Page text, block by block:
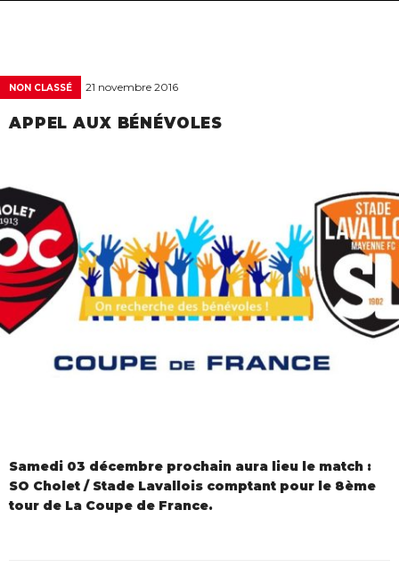
NON CLASSÉ 21 novembre 2016
APPEL AUX BÉNÉVOLES
Samedi 03 décembre prochain aura lieu le match :
SO Cholet / Stade Lavallois comptant pour le 8ème
tour de La Coupe de France.